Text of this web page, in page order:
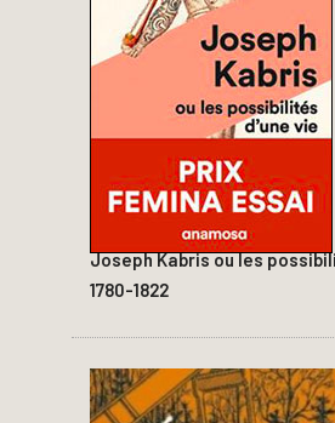
Joseph Kabris ou les
1780-1822